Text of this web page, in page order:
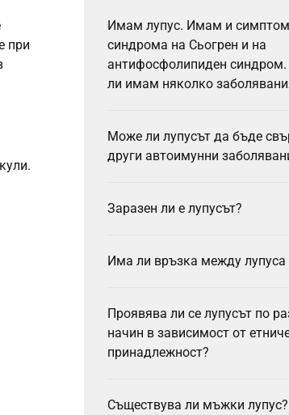
при
Имам лупус. Имам и
синдрома на Сьогрен и на
антифосфолипиден синдром.
ли имам няколко
Може ли лупусът да бъде
други автоимунни
Заразен ли е лупусът?
Има ли връзка между лупуса
Проявява ли се лупусът по
начин в зависимост от
принадлежност?
Съществува ли мъжки лупус?